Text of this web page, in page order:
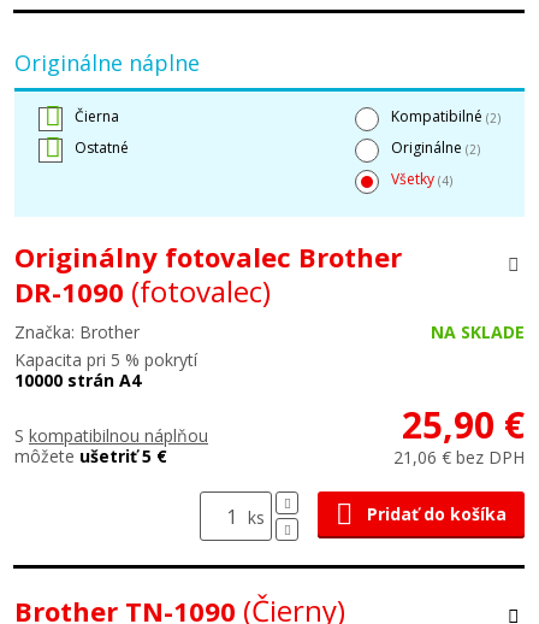
Originálne náplne
Čierna
Ostatné
Kompatibilné (2)
Originálne (2)
Všetky (4)
Originálny fotovalec Brother
DR-1090 (fotovalec)
Značka: Brother
NA SKLADE
Kapacita pri 5 % pokrytí
10000 strán A4
S kompatibilnou náplňou
môžete ušetriť 5 €
25,90 €
21,06 € bez DPH
ks Pridať do košíka
Brother TN-1090 (Čierny)